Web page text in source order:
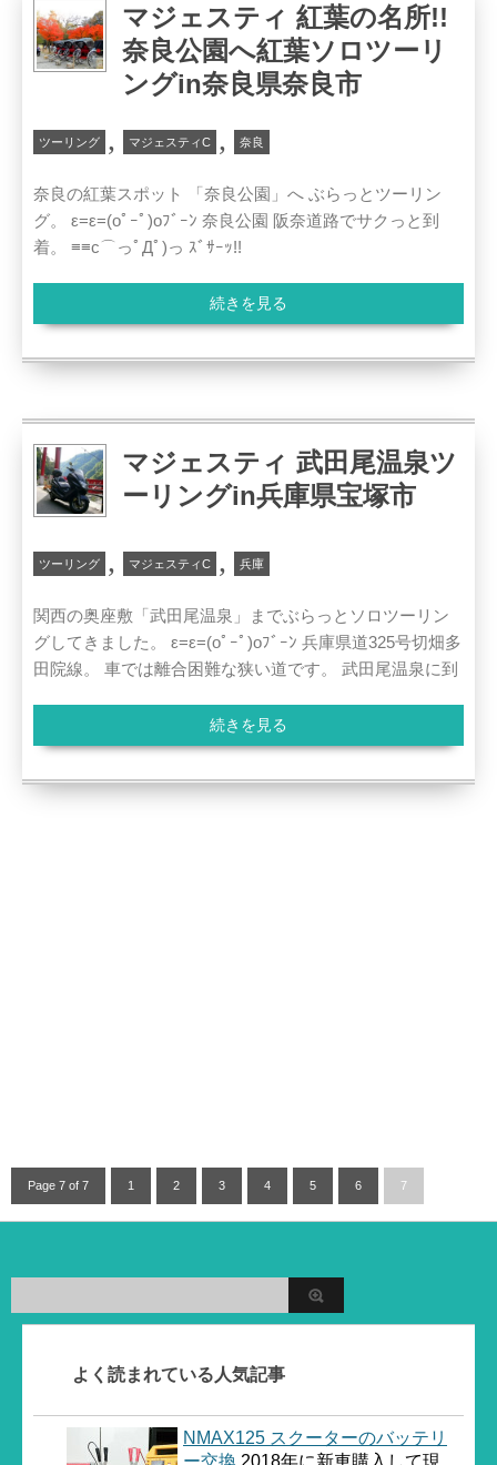
マジェスティ 紅葉の名所!!
奈良公園へ紅葉ソロツーリ
ングin奈良県奈良市
ツーリング , マジェスティC , 奈良
奈良の紅葉スポット 「奈良公園」へ ぶらっとツーリン
グ。 ε=ε=(oﾟｰﾟ)oﾌﾞｰﾝ 奈良公園 阪奈道路でサクっと到
着。 ≡≡c⌒っﾟДﾟ)っ ｽﾞｻｰｯ!!
続きを見る
マジェスティ 武田尾温泉ツ
ーリングin兵庫県宝塚市
ツーリング , マジェスティC , 兵庫
関西の奥座敷「武田尾温泉」までぶらっとソロツーリン
グしてきました。 ε=ε=(oﾟｰﾟ)oﾌﾞｰﾝ 兵庫県道325号切畑多
田院線。 車では離合困難な狭い道です。 武田尾温泉に到
続きを見る
Page 7 of 7 1 2 3 4 5 6 7
よく読まれている人気記事
NMAX125 スクーターのバッテリ
ー交換 2018年に新車購入して現